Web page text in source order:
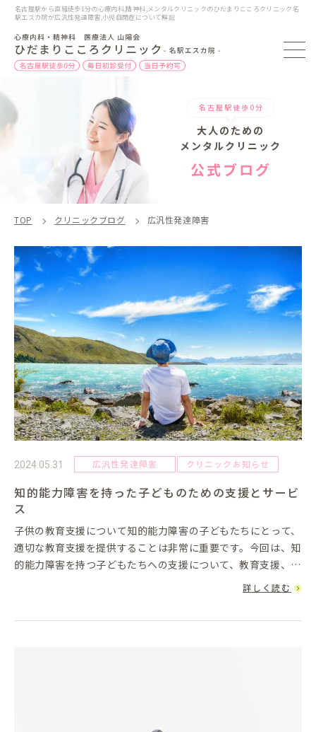
名古屋駅から直結徒歩1分の心療内科,精神科,メンタルクリニックのひだまりこころクリニック名
駅エスカ院が広汎性発達障害,小児自閉症について解説
名古屋駅徒歩0分
大人のための
メンタルクリニック
公式ブログ
TOP クリニックブログ 広汎性発達障害
2024.05.31 広汎性発達障害 クリニックお知らせ
知的能力障害を持った子どものための支援とサービ
ス
子供の教育支援について知的能力障害の子どもたちにとって、
適切な教育支援を提供することは非常に重要です。今回は、知
的能力障害を持つ子どもたちへの支援について、教育支援、専
門家による支援、家族支援、地域の支援について詳しく説明し
詳しく読む